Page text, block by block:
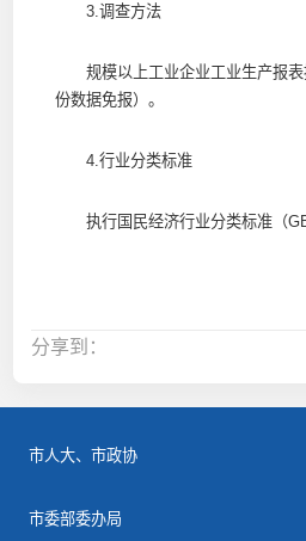
3.调查方法
规模以上工业企业工业生产报表
份数据免报）。
4.行业分类标准
执行国民经济行业分类标准（GB/
分享到：
市人大、市政协
市委部委办局